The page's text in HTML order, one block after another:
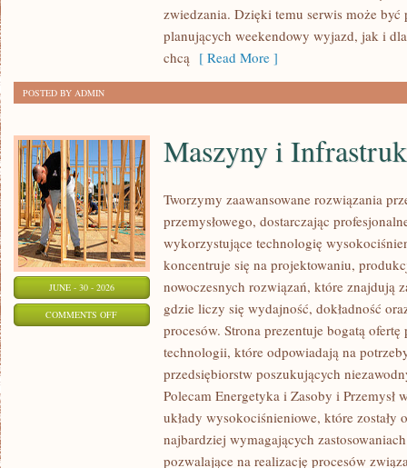
zwiedzania. Dzięki temu serwis może
planujących weekendowy wyjazd, jak i
chcą [ Read More ]
POSTED BY ADMIN
JUNE - 30 - 2026
COMMENTS OFFON
INFRASTRUKTURA
Maszyny i
Tworzymy zaawansowane rozwiązania
przemysłowego, dostarczając
wykorzystujące technologię
koncentruje się na projektowaniu,
nowoczesnych rozwiązań, które znajdują
gdzie liczy się wydajność, dokładność
procesów. Strona prezentuje bogatą ofertę
technologii, które odpowiadają na
przedsiębiorstw poszukujących
Polecam Energetyka i Zasoby i Przemysł
układy wysokociśnieniowe, które zostały
najbardziej wymagających
pozwalające na realizację procesów